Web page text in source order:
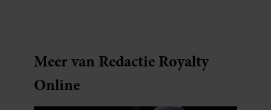
Meer van Redactie Royalty
Online